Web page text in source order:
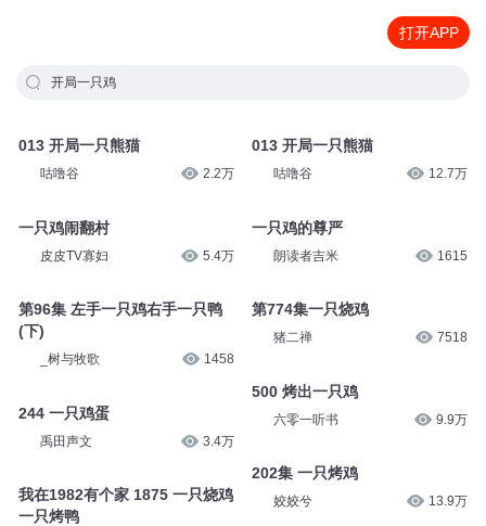
打开APP
开局一只鸡
013 开局一只熊猫
咕噜谷 2.2万
一只鸡闹翻村
皮皮TV寡妇 5.4万
第96集 左手一只鸡右手一只鸭
(下)
_树与牧歌 1458
244 一只鸡蛋
禹田声文 3.4万
我在1982有个家 1875 一只烧鸡
一只烤鸭
013 开局一只熊猫
咕噜谷 12.7万
一只鸡的尊严
朗读者吉米 1615
第774集一只烧鸡
猪二禅 7518
500 烤出一只鸡
六零一听书 9.9万
202集 一只烤鸡
姣姣兮 13.9万